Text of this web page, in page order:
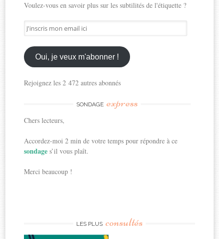
Voulez-vous en savoir plus sur les subtilités de l'étiquette ?
J'inscris
mon
email
ici
Oui, je veux m'abonner !
Rejoignez les 2 472 autres abonnés
SONDAGE express
Chers lecteurs,
Accordez-moi 2 min de votre temps pour répondre à ce
sondages’il vous plaît.
Merci beaucoup !
LES PLUS consultés